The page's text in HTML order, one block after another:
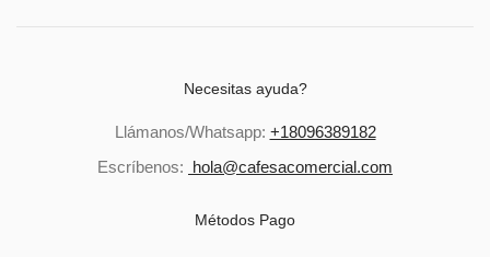
Necesitas ayuda?
Llámanos/Whatsapp: +18096389182
Escríbenos: hola@cafesacomercial.com
Métodos Pago